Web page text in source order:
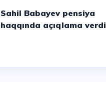
Sahil Babayev pensiya
haqqında açıqlama verdi